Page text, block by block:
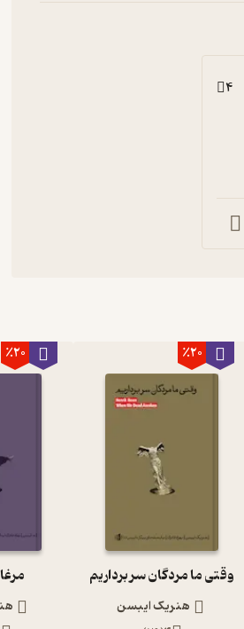
4
٪20
وقتی ما مردگان سر برداریم
هنریک ایبسن
٪20